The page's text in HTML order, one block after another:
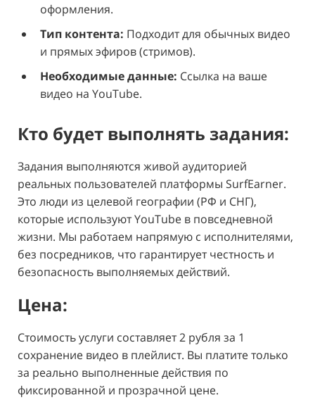
оформления.
Тип контента: Подходит для обычных видео
и прямых эфиров (стримов).
Необходимые данные: Ссылка на ваше
видео на YouTube.
Кто будет выполнять задания:
Задания выполняются живой аудиторией
реальных пользователей платформы SurfEarner.
Это люди из целевой географии (РФ и СНГ),
которые используют YouTube в повседневной
жизни. Мы работаем напрямую с исполнителями,
без посредников, что гарантирует честность и
безопасность выполняемых действий.
Цена:
Стоимость услуги составляет 2 рубля за 1
сохранение видео в плейлист. Вы платите только
за реально выполненные действия по
фиксированной и прозрачной цене.